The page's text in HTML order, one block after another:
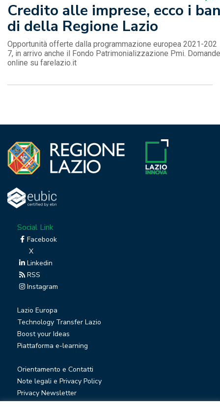
Credito alle imprese, ecco i
di della Regione Lazio
Opportunità offerte dalla programmazione europea 2021-202
7, in arrivo anche il Fondo Patrimonializzazione Pmi. Domande
online su farelazio.it
Social Link
Facebook
X
Linkedin
RSS
Instagram
Lazio Europa
Technology Transfer Lazio
Boost your Ideas
Piattaforma e-learning
Orientamento e Contatti
Note legali e Privacy Policy
Privacy Newsletter